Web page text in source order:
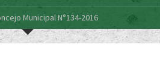
Municipal N°134-2016